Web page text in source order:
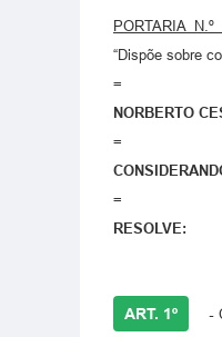
PORTARIA N.º
“Dispõe sobre
=
NORBERTO
=
=
RESOLVE:
ART. 1º -